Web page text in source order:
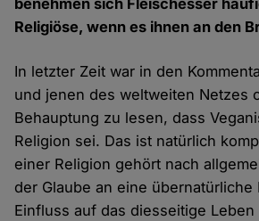
benehmen sich Fleischesser
Religiöse, wenn es ihnen an den
In letzter Zeit war in den
und jenen des weltweiten Netzes
Behauptung zu lesen, dass
Religion sei. Das ist natürlich
einer Religion gehört nach
der Glaube an eine übernatürliche
Einfluss auf das diesseitige Leben